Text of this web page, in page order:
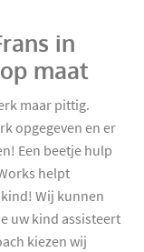
in
maat
maar pittig.
opgegeven en er
Een beetje hulp
helpt
Wij kunnen
uw kind assisteert
kiezen wij